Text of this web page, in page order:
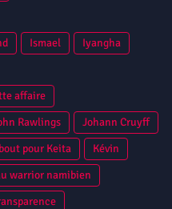
Ismael
Iyangha
affaire
Rawlings
Johann Cruyff
pour Keita
Kévin
warrior namibien